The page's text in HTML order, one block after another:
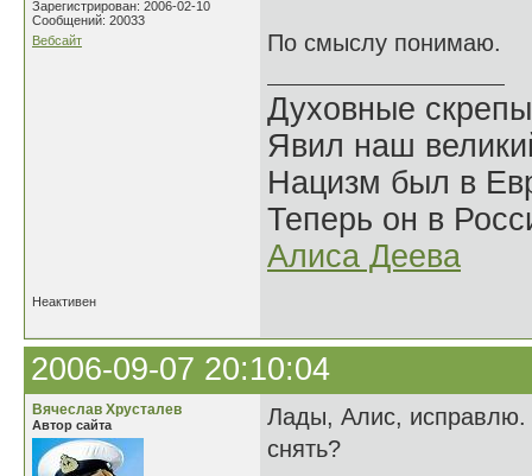
Зарегистрирован: 2006-02-10
Сообщений: 20033
Вебсайт
По смыслу понимаю.
Духовные
Явил наш
Нацизм был в
Теперь он в
Алиса Деева
Неактивен
2006-09-07 20:10:04
Вячеслав Хрусталев
Автор сайта
Лады, Алис,
снять?